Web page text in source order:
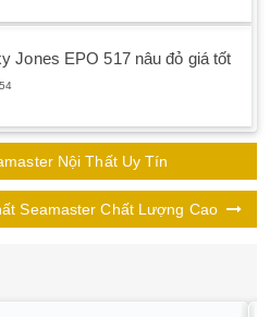
Jones EPO 517 nâu đỏ giá tốt
Nội Thất Uy Tín
Seamaster Chất Lượng Cao